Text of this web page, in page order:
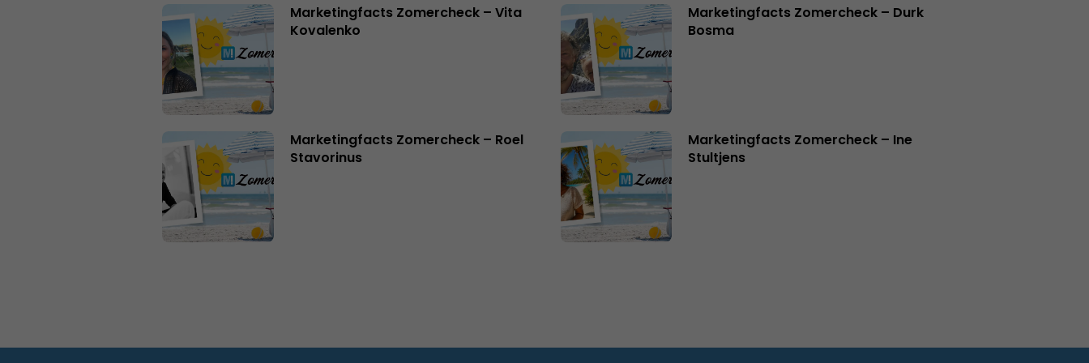
Marketingfacts Zomercheck – Vita
Kovalenko
Marketingfacts Zomercheck – Durk
Bosma
Marketingfacts Zomercheck – Roel
Stavorinus
Marketingfacts Zomercheck – Ine
Stultjens